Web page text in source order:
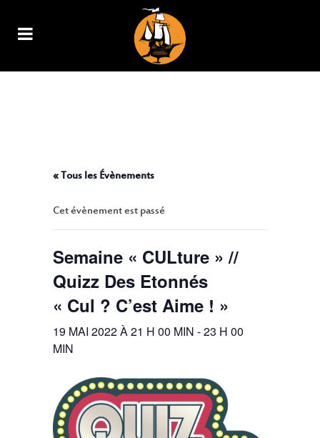
« Tous les Évènements
Cet évènement est passé
Semaine « CULture » //
Quizz Des Etonnés
« Cul ? C’est Aime ! »
19 MAI 2022 À 21 H 00 MIN -23 H 00
MIN